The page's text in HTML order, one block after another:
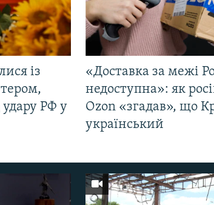
із
удару РФ у
«Доставка за межі
недоступна»: як
Ozon «згадав», що
український